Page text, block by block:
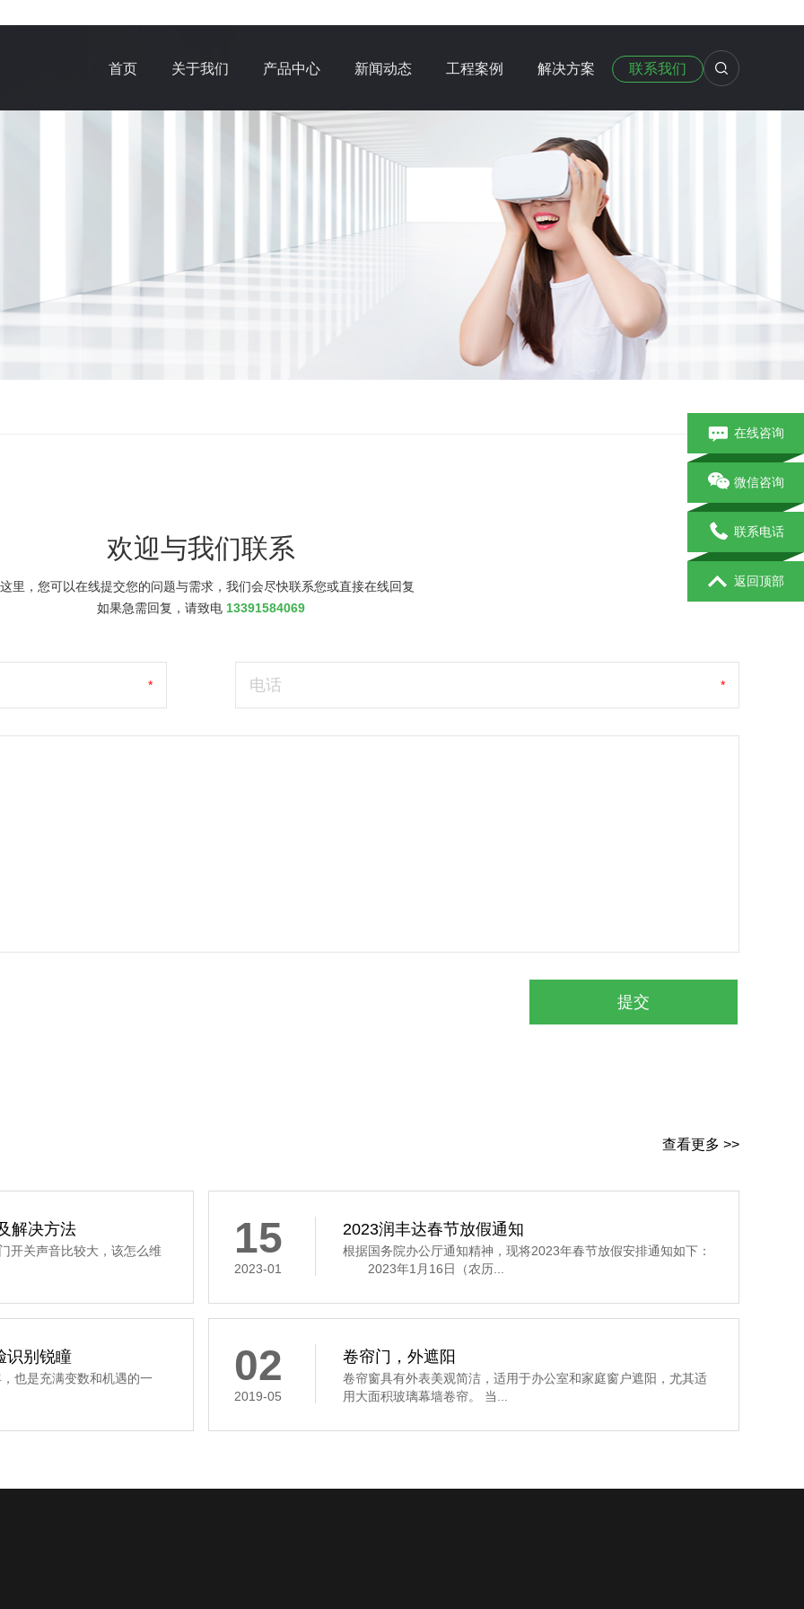
首页 关于我们 产品中心 新闻动态 工程案例 解决方案 联系我们
欢迎与我们联系
里，您可以在线提交您的问题与需求，我们会尽快联系您或直接在线回复
如果急需回复，请致电 13391584069
* 电话 *
查看更多 >>
解决方法
开关声音比较大，该怎么维 15
2023-01
2023润丰达春节放假通知
根据国务院办公厅通知精神，现将2023年春节放假安排通知如下：
2023年1月16日（农历...
识别锐瞳
也是充满变数和机遇的一 02
2019-05
卷帘门，外遮阳
卷帘窗具有外表美观简洁，适用于办公室和家庭窗户遮阳，尤其适
用大面积玻璃幕墙卷帘。 当...
在线咨询
微信咨询
联系电话
返回顶部